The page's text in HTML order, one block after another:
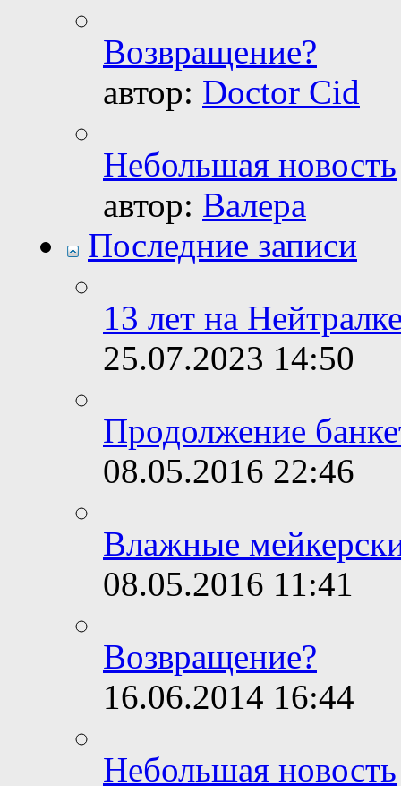
Возвращение?
автор: Doctor Cid
Небольшая новость
автор: Валера
Последние записи
13 лет на
25.07.2023 14:50
Продолжение
08.05.2016 22:46
Влажные
08.05.2016 11:41
Возвращение?
16.06.2014 16:44
Небольшая новость